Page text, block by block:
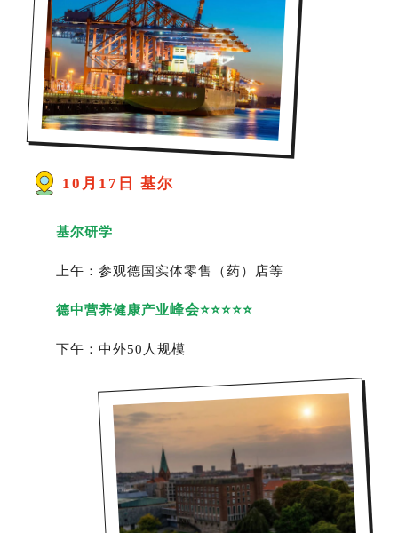
10月17日 基尔
基尔研学
上午：参观德国实体零售（药）店等
德中营养健康产业峰会⭐⭐⭐⭐⭐
下午：中外50人规模